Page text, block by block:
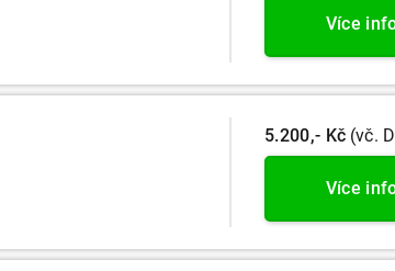
Více
5.200,- Kč (vč.
Více